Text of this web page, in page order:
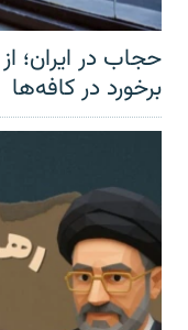
حجاب در ایران؛
برخورد در کافه‌ها